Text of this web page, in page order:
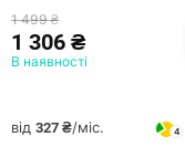
1 499 ₴
1 306 ₴
В наявності
від 327 ₴/міс. 4